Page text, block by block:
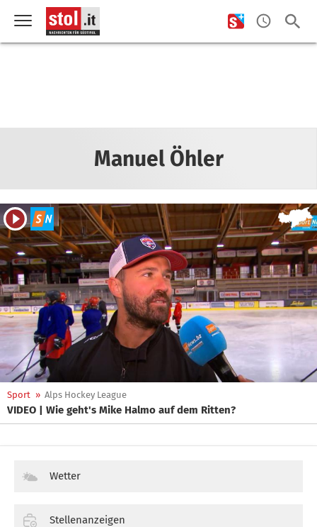
Manuel Öhler
Sport » Alps Hockey League
VIDEO | Wie geht's Mike Halmo auf dem Ritten?
Wetter
Stellenanzeigen